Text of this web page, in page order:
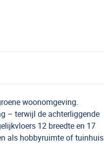
woonomgeving.
– terwijl de achterliggende
12 breedte en 17
als hobbyruimte of tuinhuis